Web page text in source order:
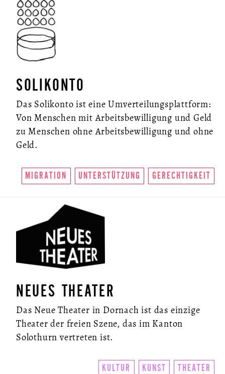
SOLIKONTO
Das Solikonto ist eine Umverteilungsplattform:
Von Menschen mit Arbeitsbewilligung und Geld
zu Menschen ohne Arbeitsbewilligung und ohne
Geld.
MIGRATION UNTERSTÜTZUNG GERECHTIGKEIT
NEUES THEATER
Das Neue Theater in Dornach ist das einzige
Theater der freien Szene, das im Kanton
Solothurn vertreten ist.
KULTUR KUNST THEATER